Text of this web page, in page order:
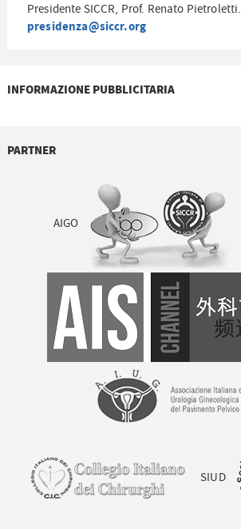
Presidente SICCR, Prof. Renato Pietroletti.
presidenza@siccr.org
INFORMAZIONE PUBBLICITARIA
PARTNER
AIGO
SIUD